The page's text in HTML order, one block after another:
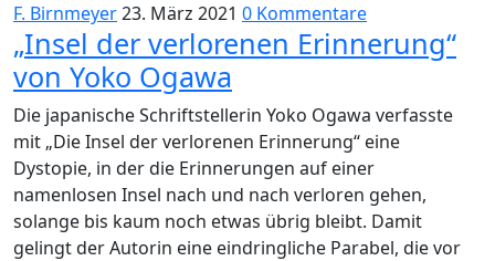
F. Birnmeyer23. März 2021 0 Kommentare
„Insel der verlorenen Erinnerung“
von Yoko Ogawa
Die japanische Schriftstellerin Yoko Ogawa verfasste
mit „Die Insel der verlorenen Erinnerung“ eine
Dystopie, in der die Erinnerungen auf einer
namenlosen Insel nach und nach verloren gehen,
solange bis kaum noch etwas übrig bleibt. Damit
gelingt der Autorin eine eindringliche Parabel, die vor